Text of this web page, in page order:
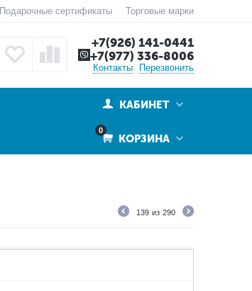
Подарочные сертификаты Торговые марки
+7(926) 141-0441
+7(977) 336-8006
Контакты Перезвонить
КАБИНЕТ
0
КОРЗИНА
139 из 290